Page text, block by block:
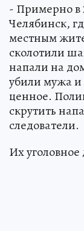
- Примерно в
Челябинск,
местным
сколотили
напали на
убили мужа
ценное.
скрутить
следователи.
Их уголовное